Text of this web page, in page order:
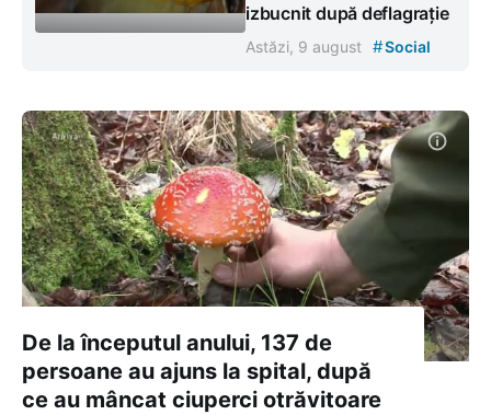
izbucnit după deflagrație
Astăzi, 9 august #Social
De la începutul anului, 137 de
persoane au ajuns la spital, după
ce au mâncat ciuperci otrăvitoare